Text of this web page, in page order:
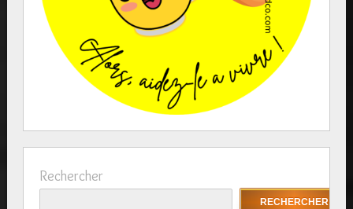
Rechercher
RECHERCHER